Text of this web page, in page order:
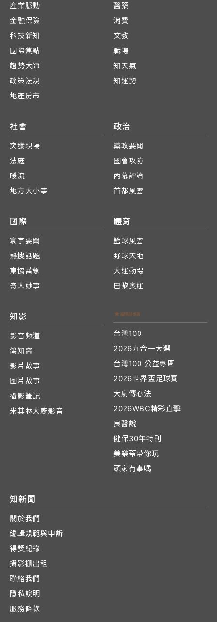
產業脈動
金融保險
科技新知
國際焦點
趨勢大師
政策法規
地產房市
醫藥
消費
文教
職場
知天氣
知運勢
社會
突發現場
法庭
暖流
地方大小事
政治
黨政要聞
國會攻防
內幕評論
首都風雲
國際
寰宇要聞
熱搜話題
東協萬象
奇人妙事
體育
籃球風雲
野球天地
大運動場
巴黎奧運
知影
影音頻道
鴿知窩
影片故事
圖片故事
攝影筆記
米其林大廚影音
台灣100
2026九合一大選
台灣100 公益專區
2026世界盃足球賽
大廚傳心法
2026WBC精彩直擊
良醫說
健保30年特刊
美樂蒂帶你玩
頭家有事嗎
知新聞
關於我們
編輯規範與申訴
得獎紀錄
攝影棚出租
聯絡我們
隱私說明
服務條款